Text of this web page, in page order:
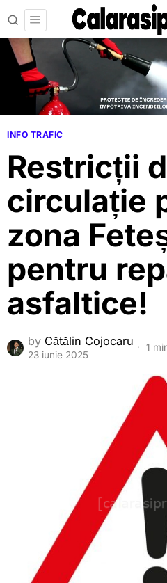
INFO TRAFIC
Restricții
circulație
zona
pentru
asfaltice!
by Cătălin Cojocaru
23 iunie 2025
1